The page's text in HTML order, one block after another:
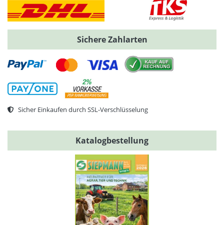
Sichere Zahlarten
Sicher Einkaufen durch SSL-Verschlüsselung
Katalogbestellung